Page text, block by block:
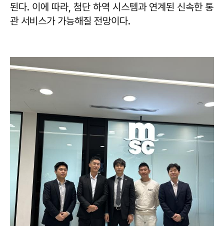
된다. 이에 따라, 첨단 하역 시스템과 연계된 신속한 통
관 서비스가 가능해질 전망이다.